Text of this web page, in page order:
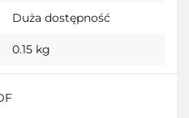
Duża dostępność
0.15 kg